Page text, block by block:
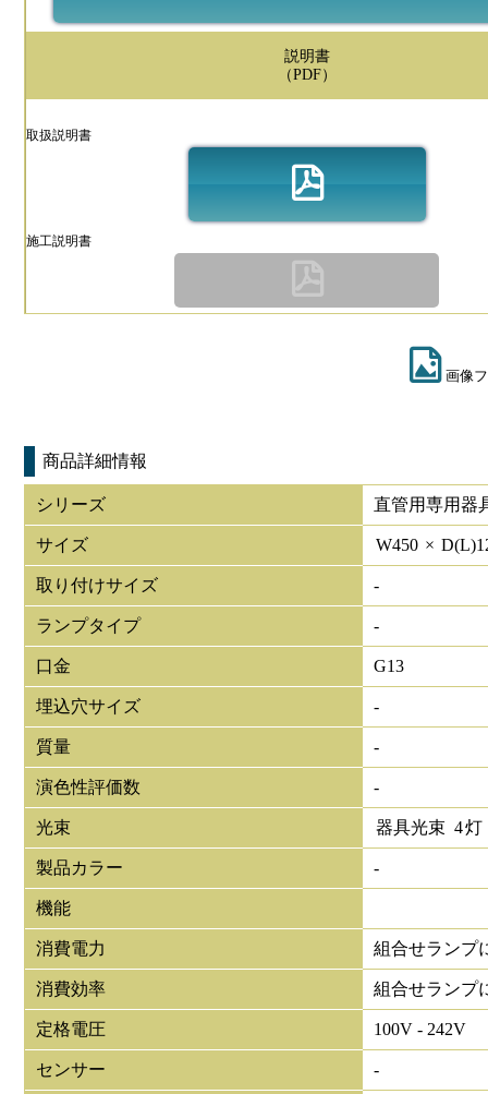
説明書
（PDF）
取扱説明書
施工説明書
画像
商品詳細情報
シリーズ 直管用専用器
サイズ W450 × D(L)
取り付けサイズ -
ランプタイプ -
口金 G13
埋込穴サイズ -
質量 -
演色性評価数 -
光束 器具光束 4灯
製品カラー -
機能
消費電力 組合せランプ
消費効率 組合せランプ
定格電圧 100V - 242V
センサー -